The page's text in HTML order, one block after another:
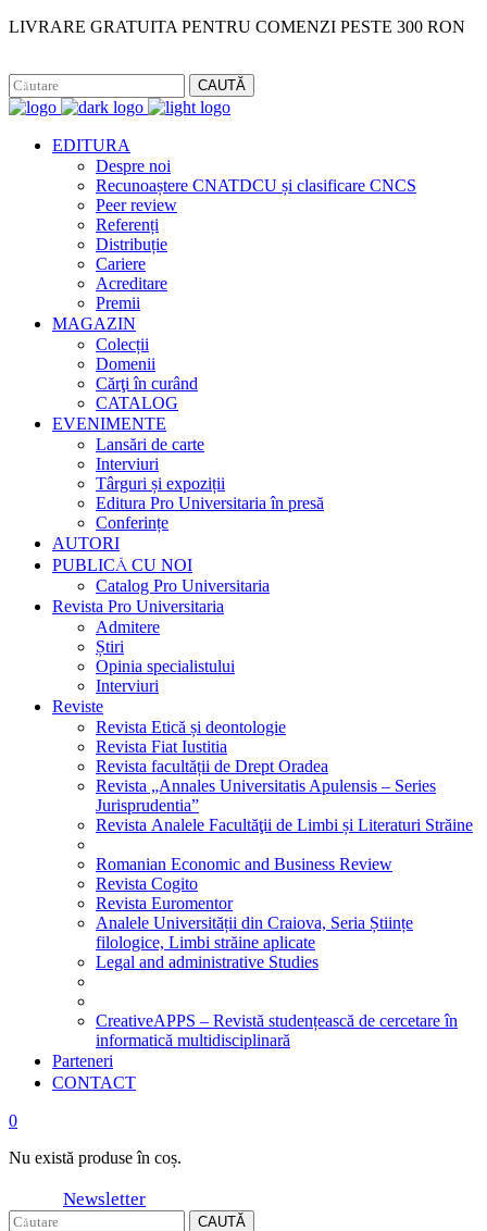
LIVRARE GRATUITA PENTRU COMENZI PESTE 300 RON
CAUTĂ
EDITURA
Despre noi
Recunoaștere CNATDCU și clasificare CNCS
Peer review
Referenți
Distribuție
Cariere
Acreditare
Premii
MAGAZIN
Colecții
Domenii
Cărţi în curând
CATALOG
EVENIMENTE
Lansări de carte
Interviuri
Târguri și expoziții
Editura Pro Universitaria în presă
Conferințe
AUTORI
PUBLICĂ CU NOI
Catalog Pro Universitaria
Revista Pro Universitaria
Admitere
Știri
Opinia specialistului
Interviuri
Reviste
Revista Etică și deontologie
Revista Fiat Iustitia
Revista facultății de Drept Oradea
Revista „Annales Universitatis Apulensis – Series
Jurisprudentia”
Revista Analele Facultăţii de Limbi și Literaturi Străine
Romanian Economic and Business Review
Revista Cogito
Revista Euromentor
Analele Universității din Craiova, Seria Științe
filologice, Limbi străine aplicate
Legal and administrative Studies
CreativeAPPS – Revistă studențească de cercetare în
informatică multidisciplinară
Parteneri
CONTACT
0
Nu există produse în coș.
Newsletter
CAUTĂ